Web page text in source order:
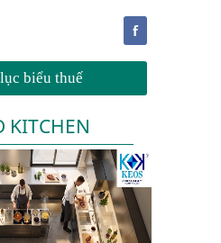
f
biểu thuế
KITCHEN